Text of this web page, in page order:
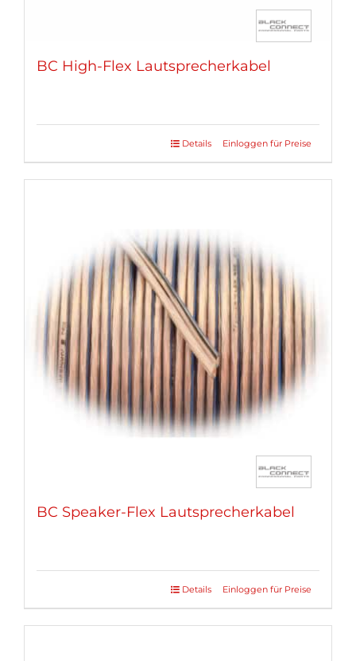
BC High-Flex Lautsprecherkabel
Produkt
Optionen
können
auf
der
Produktseite
gewählt
werden
Einloggen für Preise
Details
BC Speaker-Flex Lautsprecherkabel
Produkt
Einloggen für Preise
Details